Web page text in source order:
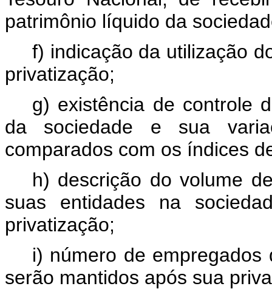
patrimônio líquido da
f) indicação da utilização
privatização;
g) existência de controle
da sociedade e sua
comparados com os índices
h) descrição do volume
suas entidades na
privatização;
i) número de
serão mantidos após sua